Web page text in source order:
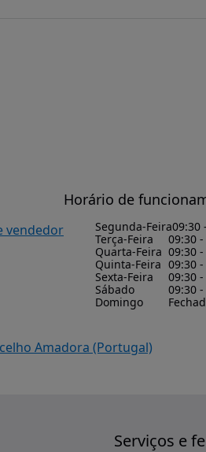
vendedor
Horário de
Segunda-Feira09:30
Terça-Feira
09:30
Quarta-Feira 09:30
Quinta-Feira 09:30
Sexta-Feira
09:30
Sábado
09:30
Domingo
Amadora (Portugal)
Serviços e